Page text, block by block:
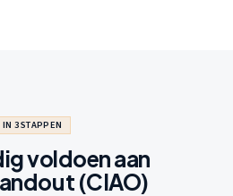
IN 3 STAPPEN
voldoen aan
(CIAO)